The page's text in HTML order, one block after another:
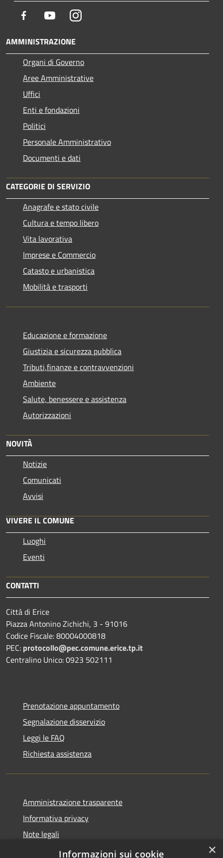
Facebook YoutubeInstagram
AMMINISTRAZIONE
Organi di Governo
Aree Amministrative
Uffici
Enti e fondazioni
Politici
Personale Amministrativo
Documenti e dati
CATEGORIE DI SERVIZIO
Anagrafe e stato civile
Cultura e tempo libero
Vita lavorativa
Imprese e Commercio
Catasto e urbanistica
Mobilità e trasporti
Educazione e formazione
Giustizia e sicurezza pubblica
Tributi,finanze e contravvenzioni
Ambiente
Salute, benessere e assistenza
Autorizzazioni
NOVITÀ
Notizie
Comunicati
Avvisi
VIVERE IL COMUNE
Luoghi
Eventi
CONTATTI
Città di Erice
Piazza Antonino Zichichi, 3 - 91016
Codice Fiscale: 80004000818
PEC: protocollo@pec.comune.erice.tp.it
Centralino Unico: 0923 502111
Prenotazione appuntamento
Segnalazione disservizio
Leggi le FAQ
Richiesta assistenza
Amministrazione trasparente
Informativa privacy
Note legali
Dichiarazione di accessibilità
×
Informazioni sui cookie